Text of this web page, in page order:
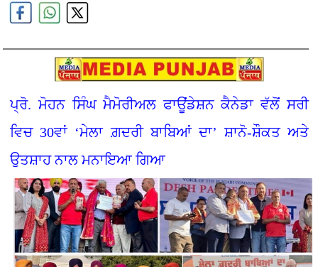
ਪ੍ਰੋ. ਮੋਹਨ ਸਿੰਘ ਮੈਮੋਰੀਅਲ ਫਾਊਂਡੇਸ਼ਨ ਕੈਨੇਡਾ ਵੱਲੋਂ ਸਰੀ
ਵਿਚ 30ਵਾਂ ‘ਮੇਲਾ ਗ਼ਦਰੀ ਬਾਬਿਆਂ ਦਾ’ ਸ਼ਾਨੋ-ਸ਼ੌਕਤ ਅਤੇ
ਉਤਸ਼ਾਹ ਨਾਲ ਮਨਾਇਆ ਗਿਆ